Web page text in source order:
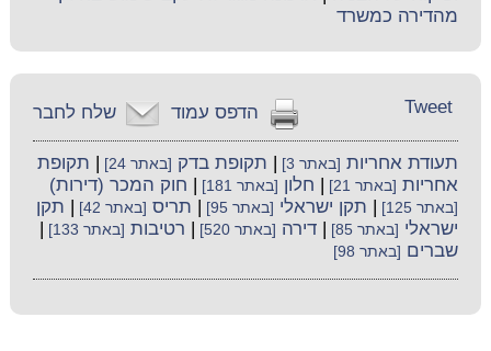
מהדירה כמשרד
שלח לחבר הדפס עמוד Tweet
תעודת אחריות [באתר 3] תקופת בדק [באתר 24]
תקופת
אחריות [באתר 21] חלון [באתר 181] חוק המכר (דירות)
[באתר 125] תקן ישראלי [באתר 95] תריס [באתר 42]
תקן
ישראלי [באתר 85] |דירה [באתר 520] רטיבות [באתר 133]
שברים [באתר 98]